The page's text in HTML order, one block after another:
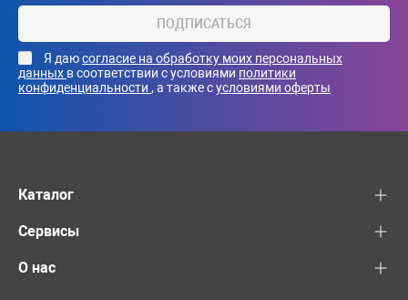
ПОДПИСАТЬСЯ
Я даюсогласие на обработку моих персональных
данных в соответствии с условиями политики
конфиденциальности , а также сусловиями оферты
Каталог
Сервисы
О нас